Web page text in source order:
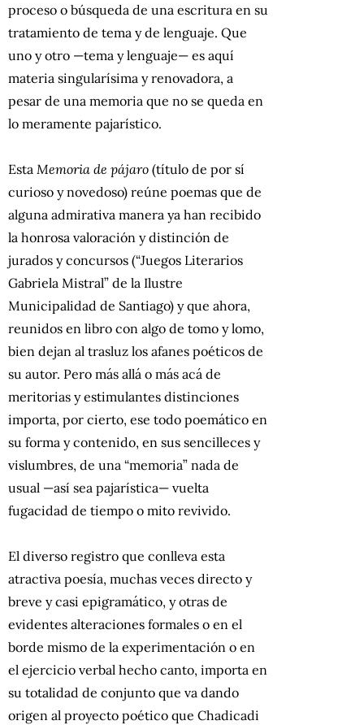
proceso o búsqueda de una escritura en su
tratamiento de tema y de lenguaje. Que
uno y otro —tema y lenguaje— es aquí
materia singularísima y renovadora, a
pesar de una memoria que no se queda en
lo meramente pajarístico.
Esta Memoria de pájaro (título de por sí
curioso y novedoso) reúne poemas que de
alguna admirativa manera ya han recibido
la honrosa valoración y distinción de
jurados y concursos (“Juegos Literarios
Gabriela Mistral” de la Ilustre
Municipalidad de Santiago) y que ahora,
reunidos en libro con algo de tomo y lomo,
bien dejan al trasluz los afanes poéticos de
su autor. Pero más allá o más acá de
meritorias y estimulantes distinciones
importa, por cierto, ese todo poemático en
su forma y contenido, en sus sencilleces y
vislumbres, de una “memoria” nada de
usual —así sea pajarística— vuelta
fugacidad de tiempo o mito revivido.
El diverso registro que conlleva esta
atractiva poesía, muchas veces directo y
breve y casi epigramático, y otras de
evidentes alteraciones formales o en el
borde mismo de la experimentación o en
el ejercicio verbal hecho canto, importa en
su totalidad de conjunto que va dando
origen al proyecto poético que Chadicadi